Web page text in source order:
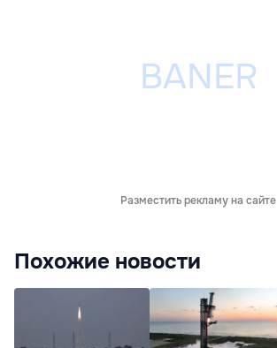
Разместить рекламу на сайте
Похожие новости